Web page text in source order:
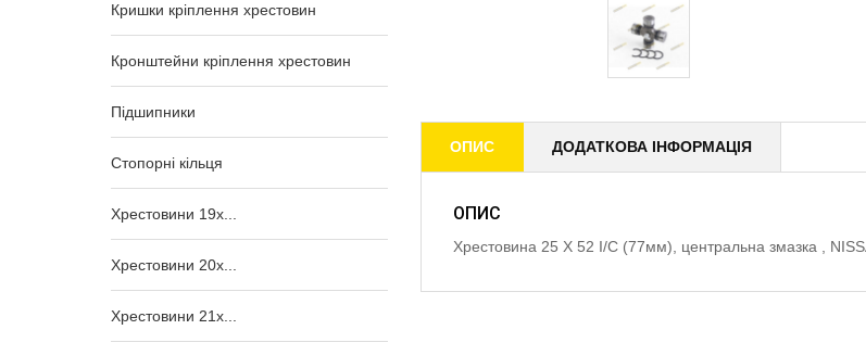
Кришки кріплення хрестовин
Кронштейни кріплення хрестовин
Підшипники
Стопорні кільця
Хрестовини 19x...
Хрестовини 20x...
Хрестовини 21x...
ОПИС ДОДАТКОВА ІНФОРМАЦІЯ
ОПИС
Хрестовина 25 X 52 I/C (77мм), центральна змазка ,